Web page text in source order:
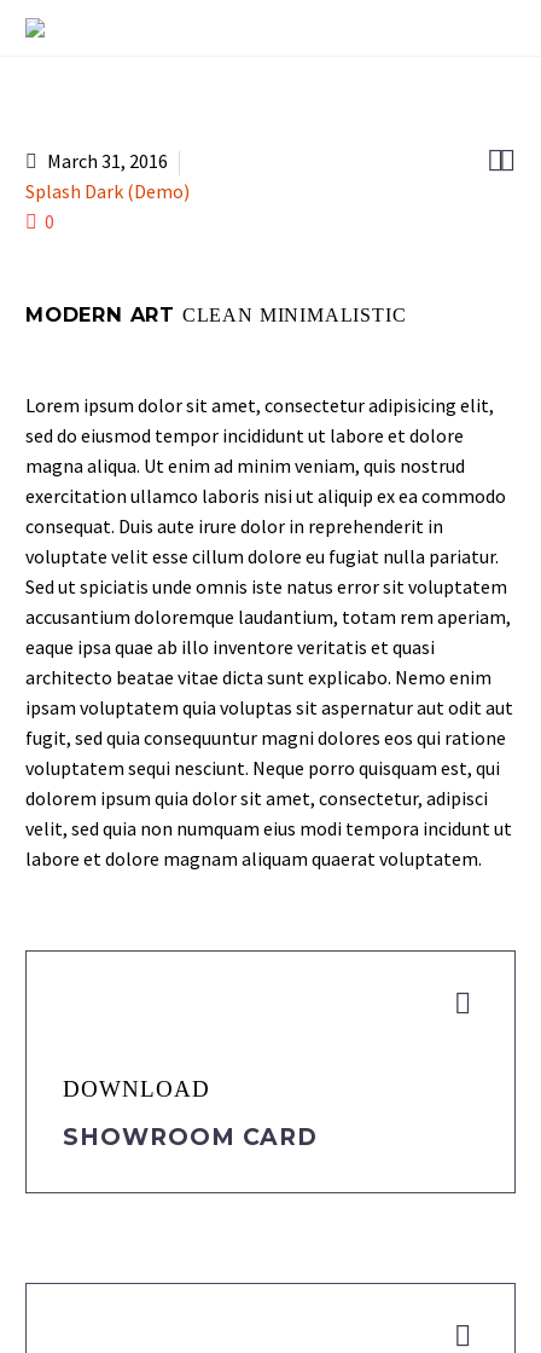

March 31, 2016
Splash Dark (Demo)
0
MODERN ART CLEAN MINIMALISTIC
Lorem ipsum dolor sit amet, consectetur adipisicing elit,
sed do eiusmod tempor incididunt ut labore et dolore
magna aliqua. Ut enim ad minim veniam, quis nostrud
exercitation ullamco laboris nisi ut aliquip ex ea commodo
consequat. Duis aute irure dolor in reprehenderit in
voluptate velit esse cillum dolore eu fugiat nulla pariatur.
Sed ut spiciatis unde omnis iste natus error sit voluptatem
accusantium doloremque laudantium, totam rem aperiam,
eaque ipsa quae ab illo inventore veritatis et quasi
architecto beatae vitae dicta sunt explicabo. Nemo enim
ipsam voluptatem quia voluptas sit aspernatur aut odit aut
fugit, sed quia consequuntur magni dolores eos qui ratione
voluptatem sequi nesciunt. Neque porro quisquam est, qui
dolorem ipsum quia dolor sit amet, consectetur, adipisci
velit, sed quia non numquam eius modi tempora incidunt ut
labore et dolore magnam aliquam quaerat voluptatem.


DOWNLOAD
SHOWROOM CARD

